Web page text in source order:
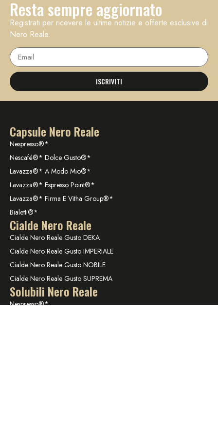
Resta sempre aggiornato
Registrati per ricevere le ultime notizie e offerte esclusive di
Nero Reale.
ISCRIVITI
Capsule Nero Reale
Nespresso®*
Nescafé®* Dolce Gusto®*
Lavazza®* A Modo Mio®*
Lavazza®* Espresso Point®*
Lavazza®* Firma E Vitha Group®*
Bialetti®*
Cialde Nero Reale
Cialde Nero Reale Gusto DEKA
Cialde Nero Reale Gusto IMPERIALE
Cialde Nero Reale Gusto NOBILE
Cialde Nero Reale Gusto SUPREMA
Solubili Nero Reale
Nespresso®*